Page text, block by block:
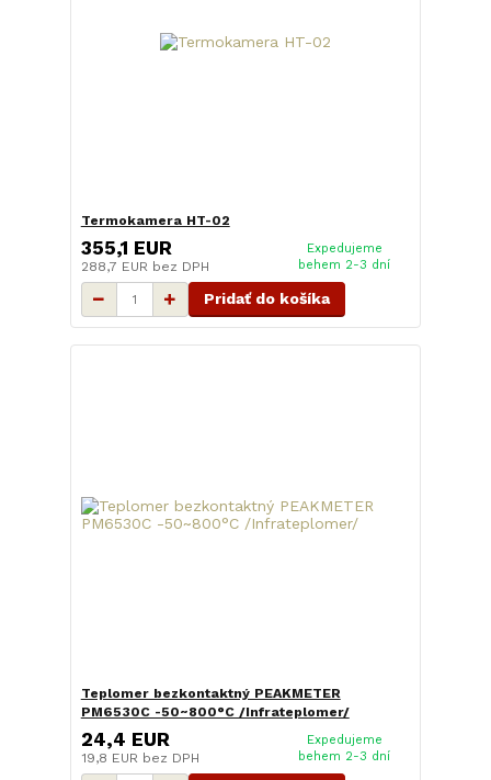
Termokamera HT-02
355,1 EUR
288,7 EUR bez DPH
Expedujeme
behem 2-3 dní
Pridať do košíka
Teplomer bezkontaktný PEAKMETER
PM6530C -50~800°C /Infrateplomer/
24,4 EUR
19,8 EUR bez DPH
Expedujeme
behem 2-3 dní